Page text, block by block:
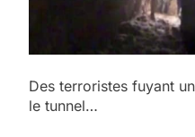
Des terroristes fuyant
le tunnel…